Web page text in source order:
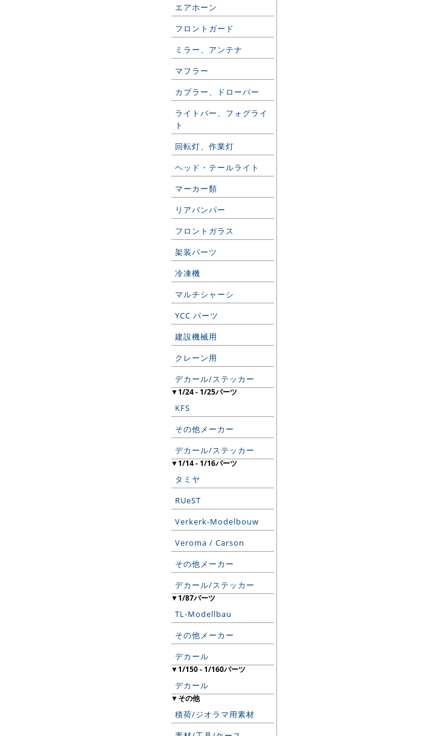
エアホーン
フロントガード
ミラー、アンテナ
マフラー
カプラー、ドローバー
ライトバー、フォグライ
ト
回転灯、作業灯
ヘッド・テールライト
マーカー類
リアバンパー
フロントガラス
架装パーツ
冷凍機
マルチシャーシ
YCC パーツ
建設機械用
クレーン用
デカール/ステッカー
▼1/24 - 1/25パーツ
KFS
その他メーカー
デカール/ステッカー
▼1/14 - 1/16パーツ
タミヤ
RUeST
Verkerk-Modelbouw
Veroma / Carson
その他メーカー
デカール/ステッカー
▼1/87パーツ
TL-Modellbau
その他メーカー
デカール
▼1/150 - 1/160パーツ
デカール
▼その他
積荷/ジオラマ用素材